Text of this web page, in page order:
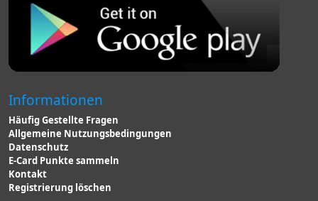
Informationen
Häufig Gestellte Fragen
Allgemeine Nutzungsbedingungen
Datenschutz
E-Card Punkte sammeln
Kontakt
Registrierung löschen